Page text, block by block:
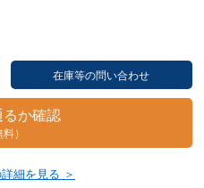
在庫等の問い合わせ
るか確認
料）
細を見る ＞